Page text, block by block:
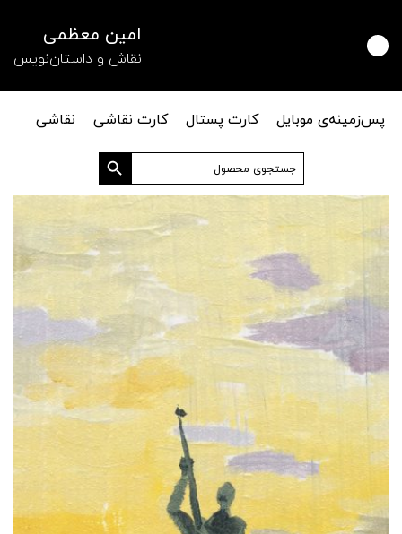
امین معظمی
نقاش و داستان‌نویس
پس‌زمینه‌ی موبایل کارت پستال کارت نقاشی
نقاشی
جستجو
برای:
دکمه جستجو